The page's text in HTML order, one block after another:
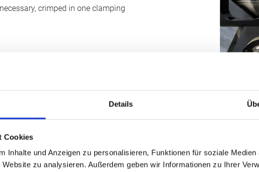
Details
Cookies
Inhalte und Anzeigen zu personalisieren, Funktionen für soziale Medien
zu analysieren. Außerdem geben wir Informationen zu Ihrer
crimped in one clamping